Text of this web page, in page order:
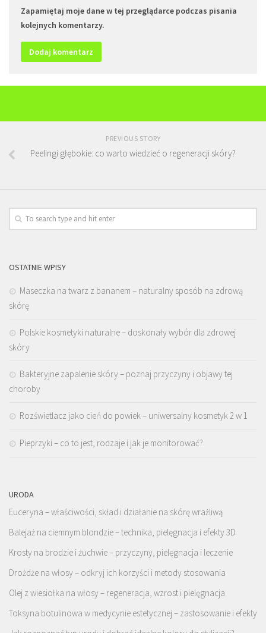
Zapamiętaj moje dane w tej przeglądarce podczas pisania
kolejnych komentarzy.
PREVIOUS STORY
Peelingi głębokie: co warto wiedzieć o regeneracji skóry?
OSTATNIE WPISY
Maseczka na twarz z bananem – naturalny sposób na zdrową
skórę
Polskie kosmetyki naturalne – doskonały wybór dla zdrowej
skóry
Bakteryjne zapalenie skóry – poznaj przyczyny i objawy tej
choroby
Rozświetlacz jako cień do powiek – uniwersalny kosmetyk 2 w 1
Pieprzyki – co to jest, rodzaje i jak je monitorować?
URODA
Euceryna – właściwości, skład i działanie na skórę wrażliwą
Balejaż na ciemnym blondzie – technika, pielęgnacja i efekty 3D
Krosty na brodzie i żuchwie – przyczyny, pielęgnacja i leczenie
Drożdże na włosy – odkryj ich korzyści i metody stosowania
Olej z wiesiołka na włosy – regeneracja, wzrost i pielęgnacja
Toksyna botulinowa w medycynie estetycznej – zastosowanie i efekty